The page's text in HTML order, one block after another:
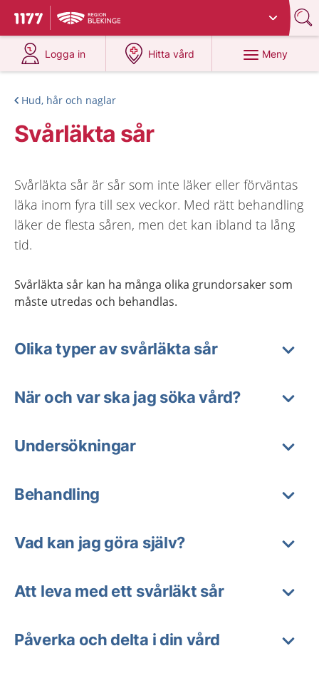
Till startsidan för 1177
Du har valt region
Logga in
på 1177.se
Hitta vård
på 1177.se
Meny
Hud, hår och naglar
Svårläkta sår
Svårläkta sår är sår som inte läker eller förväntas
läka inom fyra till sex veckor. Med rätt behandling
läker de flesta såren, men det kan ibland ta lång
tid.
Svårläkta sår kan ha många olika grundorsaker som
måste utredas och behandlas.
Olika typer av svårläkta sår
När och var ska jag söka vård?
Undersökningar
Behandling
Vad kan jag göra själv?
Att leva med ett svårläkt sår
Påverka och delta i din vård